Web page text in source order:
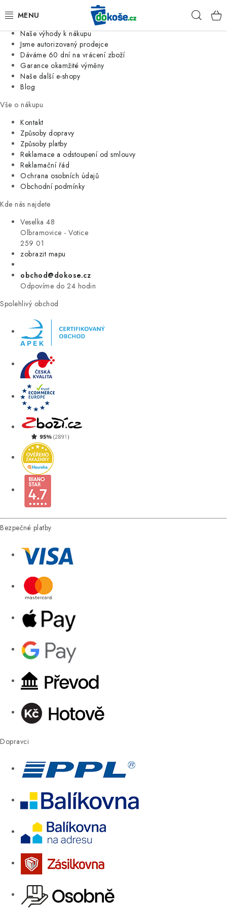
Jsme tradiční česká firma
Naše výhody k nákupu
Jsme autorizovaný prodejce
Dáváme 60 dní na vrácení zboží
Garance okamžité výměny
Naše další e-shopy
Blog
Vše o nákupu
Kontakt
Způsoby dopravy
Způsoby platby
Reklamace a odstoupení od smlouvy
Reklamační řád
Ochrana osobních údajů
Obchodní podmínky
Kde nás najdete
Veselka 48
Olbramovice - Votice
259 01
zobrazit mapu
obchod@dokose.cz
Odpovíme do 24 hodin
Spolehlivý obchod
Bezpečné platby
Dopravci
KOŠE
SÁČKY
KUCHYNĚ
ORGANIZACE
DOMÁCNOST
ÚKLID
VÝPRODEJ
ZNAČKY
Úvod Kontakt Blog
Moje objednávka